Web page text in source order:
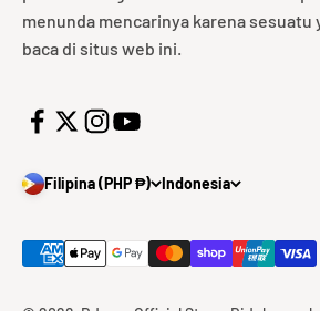
menunda mencarinya karena sesuatu
baca di situs web ini.
Filipina (PHP ₱) Indonesia